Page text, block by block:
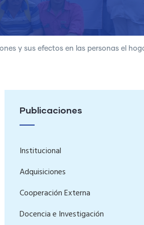
y sus efectos en las personas el
Publicaciones
Institucional
Adquisiciones
Cooperación Externa
Docencia e Investigación